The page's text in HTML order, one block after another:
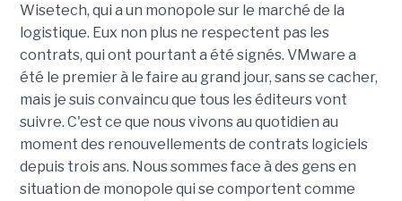
Wisetech, qui a un monopole sur le marché de la
logistique. Eux non plus ne respectent pas les
contrats, qui ont pourtant a été signés. VMware a
été le premier à le faire au grand jour, sans se cacher,
mais je suis convaincu que tous les éditeurs vont
suivre. C'est ce que nous vivons au quotidien au
moment des renouvellements de contrats logiciels
depuis trois ans. Nous sommes face à des gens en
situation de monopole qui se comportent comme